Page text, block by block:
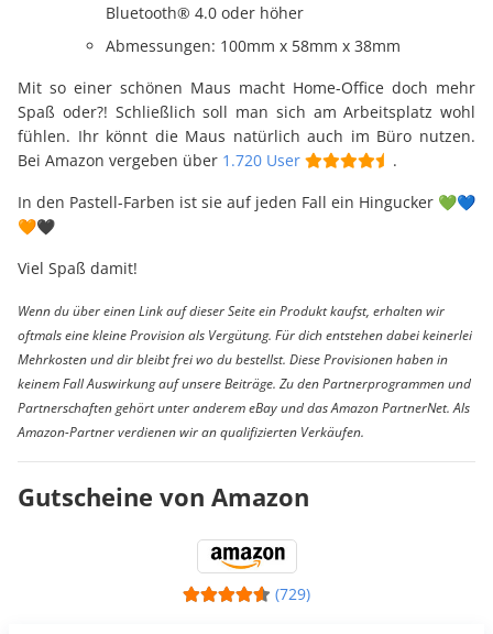
Bluetooth® 4.0 oder höher
Abmessungen: 100mm x 58mm x 38mm
Mit so einer schönen Maus macht Home-Office doch mehr
Spaß oder?! Schließlich soll man sich am Arbeitsplatz wohl
fühlen. Ihr könnt die Maus natürlich auch im Büro nutzen.
Bei Amazon vergeben über 1.720 User
.
In den Pastell-Farben ist sie auf jeden Fall ein Hingucker 💚💙
🧡🖤
Viel Spaß damit!
Wenn du über einen Link auf dieser Seite ein Produkt kaufst, erhalten wir
oftmals eine kleine Provision als Vergütung. Für dich entstehen dabei keinerlei
Mehrkosten und dir bleibt frei wo du bestellst. Diese Provisionen haben in
keinem Fall Auswirkung auf unsere Beiträge. Zu den Partnerprogrammen und
Partnerschaften gehört unter anderem eBay und das Amazon PartnerNet. Als
Amazon-Partner verdienen wir an qualifizierten Verkäufen.
Gutscheine von Amazon
(729)